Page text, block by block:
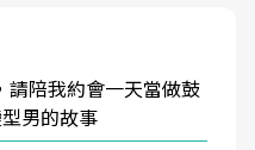
請陪我約會一天當做鼓
男的故事